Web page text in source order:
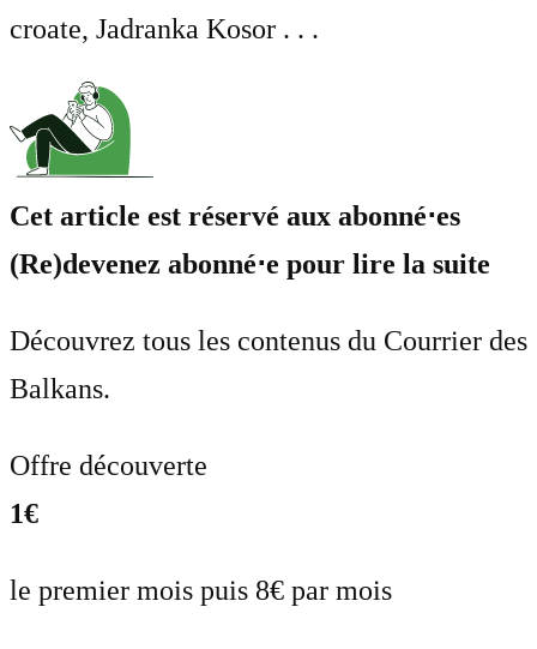
croate, Jadranka Kosor . . .
Cet article est réservé aux abonné⋅es
(Re)devenez abonné⋅e pour lire la suite
Découvrez tous les contenus du Courrier des
Balkans.
Offre découverte
1€
le premier mois puis 8€ par mois